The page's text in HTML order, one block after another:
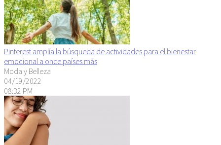
Pinterest amplía la búsqueda de actividades para el bienestar
emocional a once países más
Moda y Belleza
04/19/2022
08:32 PM